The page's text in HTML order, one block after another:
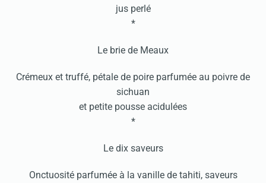
jus perlé
*
Le brie de Meaux
Crémeux et truffé, pétale de poire parfumée au poivre de
sichuan
et petite pousse acidulées
*
Le dix saveurs
Onctuosité parfumée à la vanille de tahiti, saveurs